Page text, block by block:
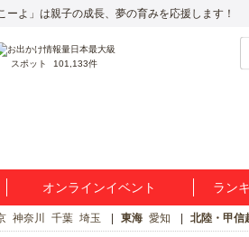
よ」は親子の成長、夢の育みを応援します！
スポット 101,133件
オンラインイベント ラン
神奈川 千葉 埼玉 東海 愛知 北陸・甲信